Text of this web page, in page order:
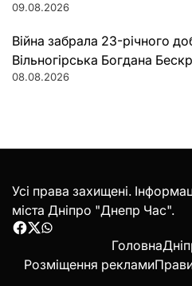
09.08.2026
Війна забрала 23-річного
Вільногірська Богдана
08.08.2026
Усі права захищені.
міста Дніпро "Днепр Час".
Facebook
Twitter
WhatsApp
Головна
Розміщення реклами